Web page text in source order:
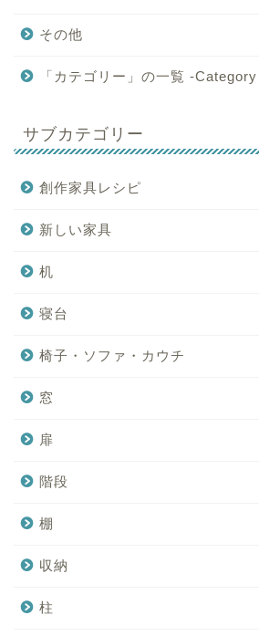
その他
「カテゴリー」の一覧 -
サブカテゴリー
創作家具レシピ
新しい家具
机
寝台
椅子・ソファ・カウチ
窓
扉
階段
棚
収納
柱